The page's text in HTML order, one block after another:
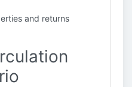
and returns